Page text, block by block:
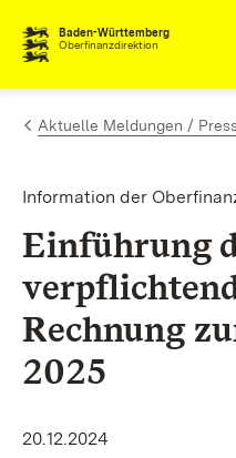
Zum Inhalt springen
Baden-Württemberg
Oberfinanzdirektion
Aktuelle Meldungen /
Information der
Einführung
Rechnung
2025
20.12.2024